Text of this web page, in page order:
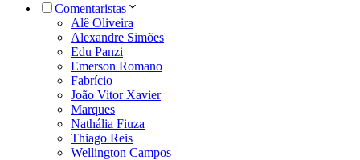
Comentaristas
Alê Oliveira
Alexandre Simões
Edu Panzi
Emerson Romano
Fabrício
João Vitor Xavier
Marques
Nathália Fiuza
Thiago Reis
Wellington Campos